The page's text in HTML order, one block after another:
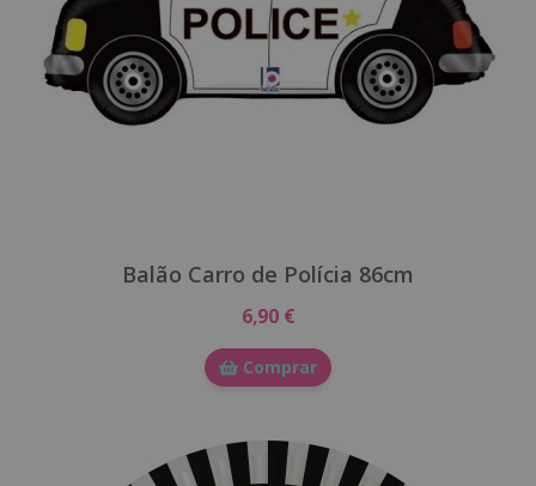
Balão Carro de Polícia 86cm
6,90 €
Comprar